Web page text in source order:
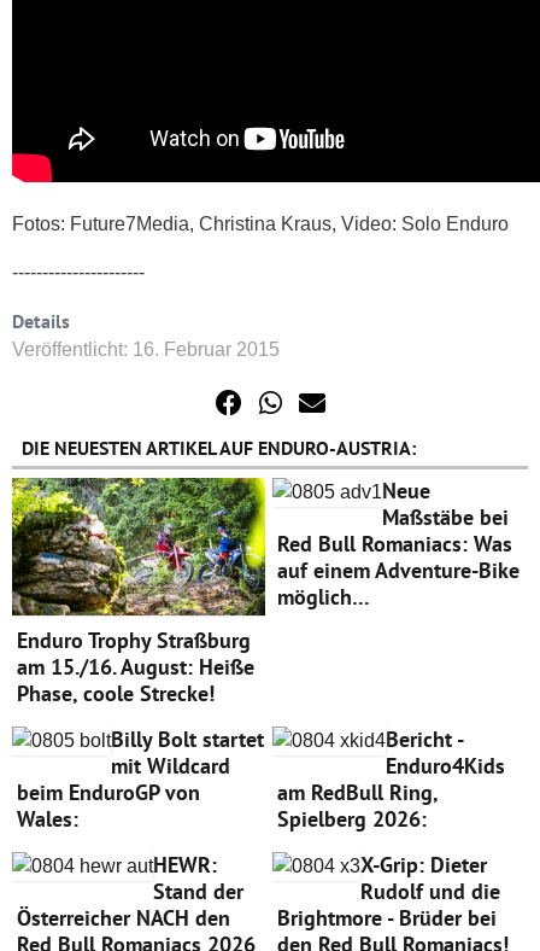
Fotos: Future7Media, Christina Kraus, Video: Solo Enduro
----------------------
Details
Veröffentlicht: 16. Februar 2015
DIE NEUESTEN ARTIKEL AUF ENDURO-AUSTRIA:
Enduro Trophy Straßburg
am 15./16. August: Heiße
Phase, coole Strecke!
Neue
Maßstäbe bei
Red Bull Romaniacs: Was
auf einem Adventure-Bike
möglich…
Billy Bolt startet
mit Wildcard
beim EnduroGP von
Wales:
Bericht -
Enduro4Kids
am RedBull Ring,
Spielberg 2026:
HEWR:
Stand der
Österreicher NACH den
Red Bull Romaniacs 2026
X-Grip: Dieter
Rudolf und die
Brightmore - Brüder bei
den Red Bull Romaniacs!